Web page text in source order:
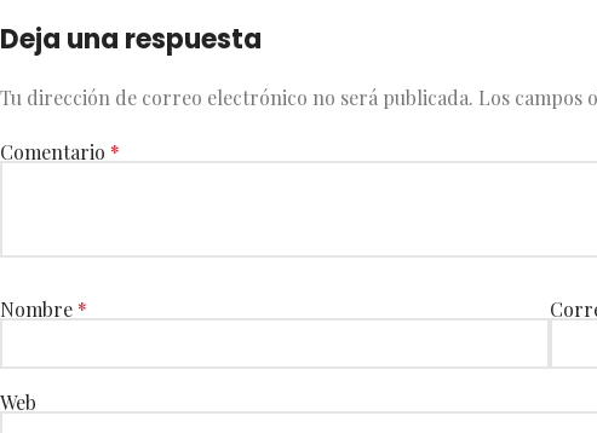
Deja una respuesta
Tu dirección de correo electrónico no será publicada. Los campos
Comentario *
Nombre *
Web